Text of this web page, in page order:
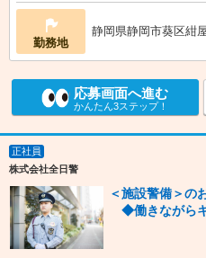
勤務地
静岡県静岡市葵区紺
応募画面へ進む
かんたん3ステップ！
正社員
株式会社全日警
＜施設警備＞
◆働きながらキ